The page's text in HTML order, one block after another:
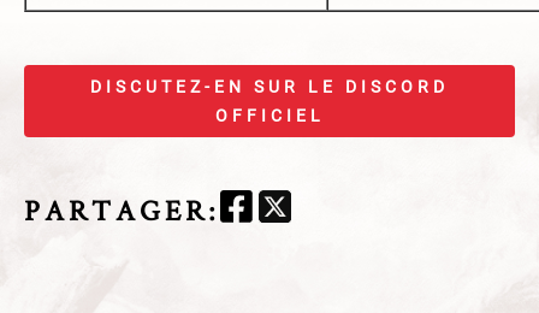
DISCUTEZ-EN SUR LE DISCORD
OFFICIEL
PARTAGER: